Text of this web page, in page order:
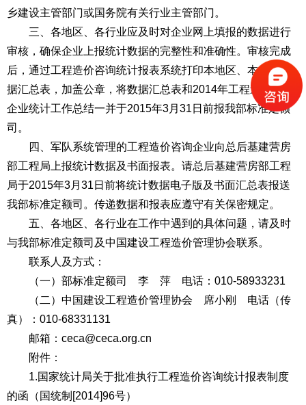
乡建设主管部门或国务院有关行业主管部门。
三、各地区、各行业应及时对企业网上填报的数据进行
审核，确保企业上报统计数据的完整性和准确性。审核完成
后，通过工程造价咨询统计报表系统打印本地区、本行业数
据汇总表，加盖公章，将数据汇总表和2014年工程造价咨询
企业统计工作总结一并于2015年3月31日前报我部标准定额
司。
四、军队系统管理的工程造价咨询企业向总后基建营房
部工程局上报统计数据及书面报表。请总后基建营房部工程
局于2015年3月31日前将统计数据电子版及书面汇总表报送
我部标准定额司。传递数据和报表应遵守有关保密规定。
五、各地区、各行业在工作中遇到的具体问题，请及时
与我部标准定额司及中国建设工程造价管理协会联系。
联系人及方式：
（一）部标准定额司 李 萍 电话：010-58933231
（二）中国建设工程造价管理协会 席小刚 电话（传
真）：010-68331131
邮箱：ceca@ceca.org.cn
附件：
1.国家统计局关于批准执行工程造价咨询统计报表制度
的函（国统制[2014]96号）